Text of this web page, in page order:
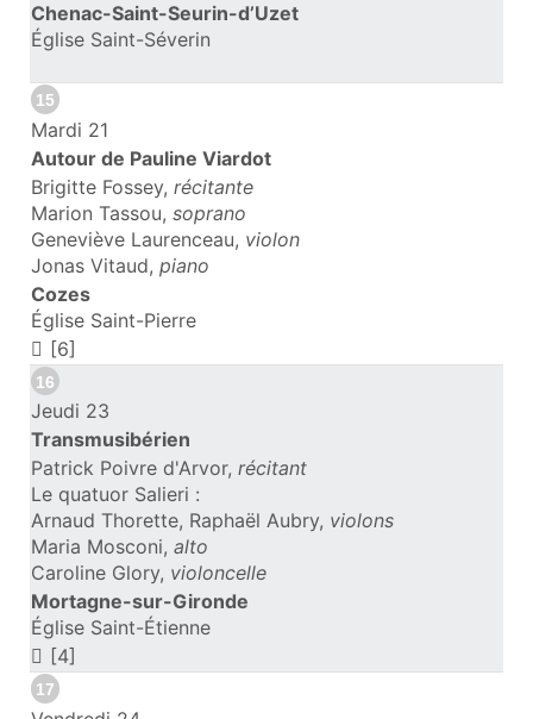
Chenac-Saint-Seurin-d’Uzet
Église Saint-Séverin
15
Mardi 21
Autour de Pauline Viardot
Brigitte Fossey, récitante
Marion Tassou, soprano
Geneviève Laurenceau, violon
Jonas Vitaud, piano
Cozes
Église Saint-Pierre
[6]
16
Jeudi 23
Transmusibérien
Patrick Poivre d'Arvor, récitant
Le quatuor Salieri :
Arnaud Thorette, Raphaël Aubry, violons
Maria Mosconi, alto
Caroline Glory, violoncelle
Mortagne-sur-Gironde
Église Saint-Étienne
[4]
17